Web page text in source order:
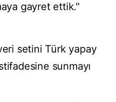
gayret ettik."
setini Türk yapay
sunmayı